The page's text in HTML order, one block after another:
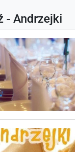
- Andrzejki